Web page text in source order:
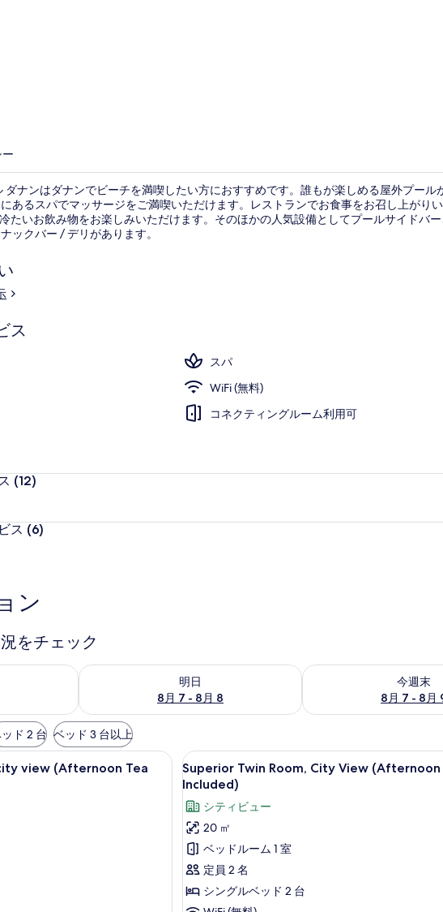
ダナンはダナンでビーチを満喫したい方におすすめです。誰もが楽しめる屋外プール
あるスパでマッサージをご満喫いただけます。レストランでお食事をお召し上がり
たいお飲み物をお楽しみいただけます。そのほかの人気設備としてプールサイドバ
ックバー / デリがあります。
ス
スパ
WiFi (無料)
コネクティングルーム利用可
(12)
ス (6)
ン
をチェック
況をチェック
明日
8月 7 - 8月 8
明日 8月 7 - 8月 8 の空室状況をチェック
今週末
8月 7 - 8月
今週末 8月 7 - 8月 9 の
ド 2 台 ベッド 3 台以上
view (Afternoon Tea
Superior
Twin
Room,
City
View
(Afternoon
Tea
Included)
Superior Twin
5
Superior Twin Room, City View (Afternoon
Included)
シティビュー
20 ㎡
ベッドルーム 1 室
定員 2 名
シングルベッド 2 台